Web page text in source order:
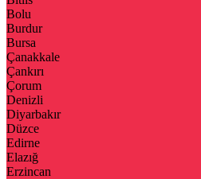
Bolu
Burdur
Bursa
Çanakkale
Çankırı
Çorum
Denizli
Diyarbakır
Düzce
Edirne
Elazığ
Erzincan